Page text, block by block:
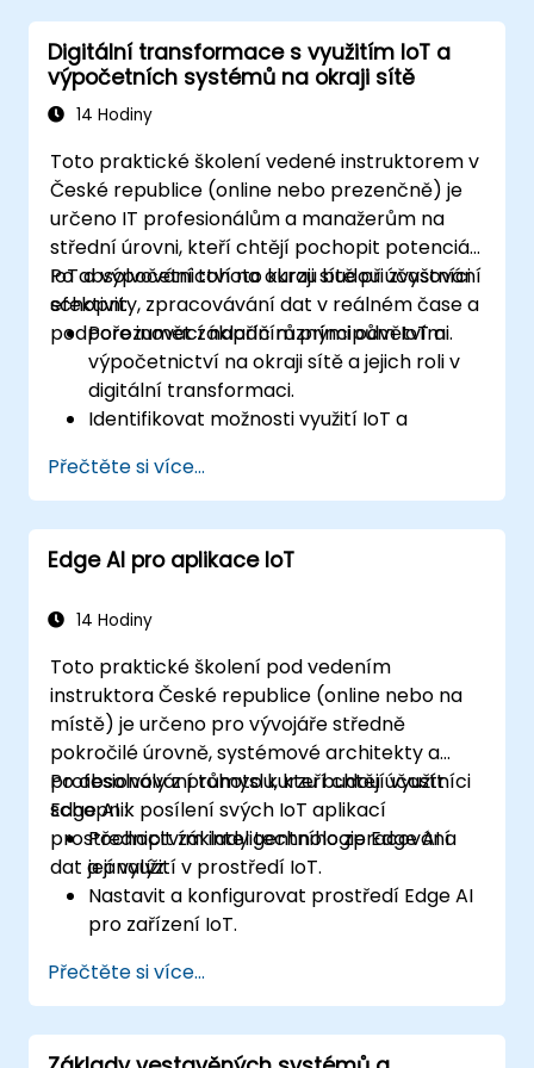
předem rozpoznat aneuryzma aorty. Využívá
se také k méně složitým úkolům – například k
procházení životopisů za účelem spojení
uchazečů o práci s personalisty.
Digitální transformace s využitím IoT a
výpočetních systémů na okraji sítě
14 Hodiny
Toto praktické školení vedené instruktorem v
České republice (online nebo prezenčně) je
určeno IT profesionálům a manažerům na
střední úrovni, kteří chtějí pochopit potenciál
IoT a výpočetnictví na okraji sítě při zvyšování
efektivity, zpracovávání dat v reálném čase a
podpoře inovací napříč různými odvětvími.
Po absolvování tohoto kurzu budou účastníci
schopni:
Porozumět základním principům IoT a
výpočetnictví na okraji sítě a jejich roli v
digitální transformaci.
Identifikovat možnosti využití IoT a
logistickém a energetickém sektoru.
Rozlišovat mezi architekturami
výpočetnictví na okraji sítě a cloud
computingu i jednotlivými scénáři
Implementovat řešení založená na
prediktivní údržbě a rozhodování v
reálném čase.
Přečtěte si více...
Edge AI pro aplikace IoT
14 Hodiny
Toto praktické školení pod vedením
instruktora České republice (online nebo na
místě) je určeno pro vývojáře středně
pokročilé úrovně, systémové architekty a
profesionály z průmyslu, kteří chtějí využít
Edge AI k posílení svých IoT aplikací
prostřednictvím inteligentního zpracování
dat a analýz.
Po absolvování tohoto kurzu budou účastníci
schopni:
Pochopit základy technologie Edge AI a
její využití v prostředí IoT.
Nastavit a konfigurovat prostředí Edge AI
pro zařízení IoT.
inteligence na zařízeních na okraji sítě
určených k použití v aplikacích IoT.
Provádět okamžité zpracování dat a
Přečtěte si více...